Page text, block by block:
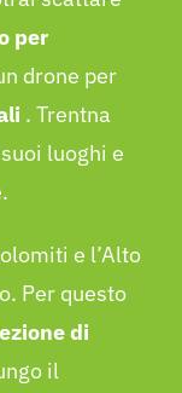
per
drone per
. Trentna
luoghi e
e l’Alto
Per questo
di
il